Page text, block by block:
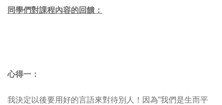
同學們對課程內容的回饋：
心得一：
我決定以後要用好的言語來對待別人！因為”我們是生而平